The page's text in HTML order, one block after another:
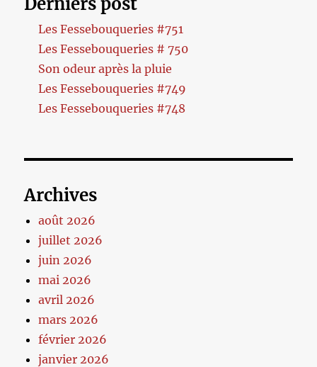
Les Fessebouqueries #751
Les Fessebouqueries # 750
Son odeur après la pluie
Les Fessebouqueries #749
Les Fessebouqueries #748
Archives
août 2026
juillet 2026
juin 2026
mai 2026
avril 2026
mars 2026
février 2026
janvier 2026